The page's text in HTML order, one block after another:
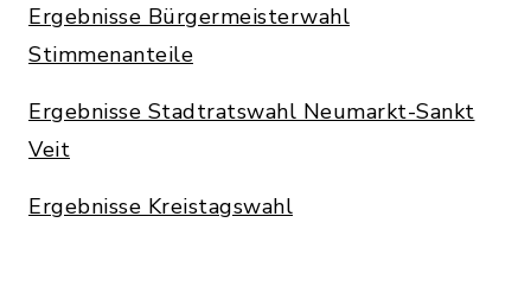
Ergebnisse Bürgermeisterwahl
Stimmenanteile
Ergebnisse Stadtratswahl Neumarkt-Sankt
Veit
Ergebnisse Kreistagswahl